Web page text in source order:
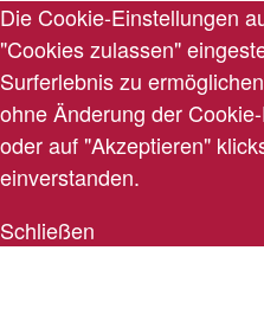
Die Cookie-Einstellungen
"Cookies zulassen"
Surferlebnis zu
ohne Änderung der
oder auf "Akzeptieren"
einverstanden.
Schließen